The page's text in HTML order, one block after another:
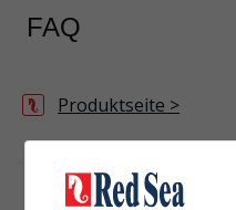
FAQ
Produktseite >